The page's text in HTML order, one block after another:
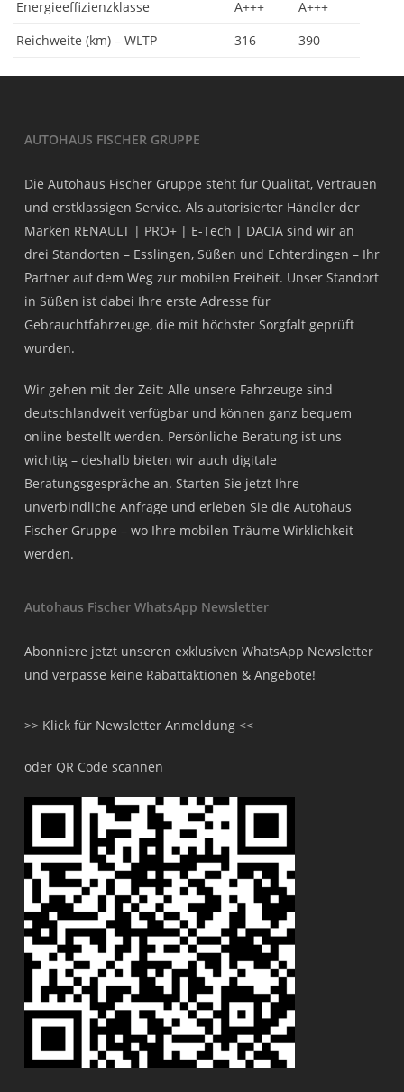
Energieeffizienzklasse A+++
A+++
Reichweite (km) – WLTP
316 390
AUTOHAUS FISCHER GRUPPE
Die Autohaus Fischer Gruppe steht für Qualität, Vertrauen
und erstklassigen Service. Als autorisierter Händler der
Marken RENAULT | PRO+ | E-Tech | DACIA sind wir an
drei Standorten – Esslingen, Süßen und Echterdingen – Ihr
Partner auf dem Weg zur mobilen Freiheit. Unser Standort
in Süßen ist dabei Ihre erste Adresse für
Gebrauchtfahrzeuge, die mit höchster Sorgfalt geprüft
wurden.
Wir gehen mit der Zeit: Alle unsere Fahrzeuge sind
deutschlandweit verfügbar und können ganz bequem
online bestellt werden. Persönliche Beratung ist uns
wichtig – deshalb bieten wir auch digitale
Beratungsgespräche an. Starten Sie jetzt Ihre
unverbindliche Anfrage und erleben Sie die Autohaus
Fischer Gruppe – wo Ihre mobilen Träume Wirklichkeit
werden.
Autohaus Fischer WhatsApp Newsletter
Abonniere jetzt unseren exklusiven WhatsApp Newsletter
und verpasse keine Rabattaktionen & Angebote!
>> Klick für Newsletter Anmeldung <<
oder QR Code scannen